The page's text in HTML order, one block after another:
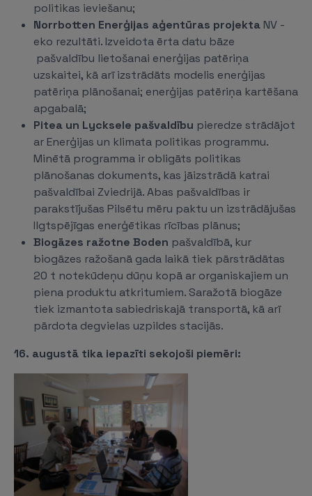
politikas ieviešanu;
Norrbotten Enerģijas aģentūras projekta NV -
eko rezultāti. Izveidota ērta datu bāze
pašvaldību lietošanai enerģijas patēriņa
uzskaitei, kā arī izstrādāts modelis enerģijas
patēriņa plānošanai; enerģijas patēriņa kartēšana
apgabalā;
Pitea un Lycksele pašvaldību pieredze strādājot
ar Enerģijas un klimata politikas programmu.
Minētā programma ir obligāts politikas
plānošanas dokuments, kas jāizstrādā katrai
pašvaldībai Zviedrijā. Abas pašvaldības ir
parakstījušas Pilsētu mēru paktu un izstrādājušas
Ilgtspējīgas enerģētikas rīcības plānus;
Biogāzes ražotne Boden pašvaldībā, kur
biogāzes ražošanā gada laikā tiek pārstrādātas
20 t notekūdeņu dūņu kopā ar organiskajiem un
piena produktu atkritumiem. Saražotā biogāze
tiek izmantota sabiedriskajā transportā, kā arī
pārdota degvielas uzpildes stacijās.
16. augustā tika iepazīti sekojoši piemēri: